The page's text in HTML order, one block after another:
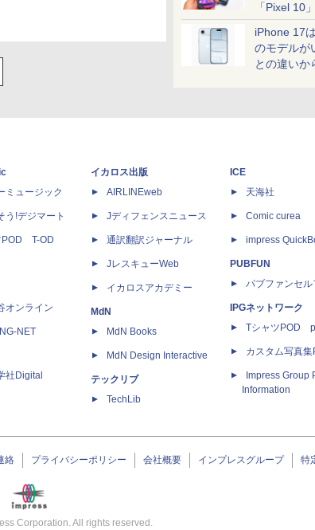
「Pixel 10
iPhone 17
のモデル
との違いか
ミュージック
う!デジマート
POD T-OD
オンライン
NET
社Digital
イカロス出版
AIRLINEweb
Jディフェンスニュース
通訳翻訳ジャーナル
JレスキューWeb
イカロスアカデミー
MdN
MdN Books
MdN Design Interactive
テックリブ
TechLib
ICE
天海社
Comic curea
impress
PUBFUN
パブファンセル
IPGネットワーク
TシャツPOD
カスタム写真
Impress Group
Information
絡 プライバシーポリシー 会社概要 インプレスグループ 特
Corporation. All rights reserved.